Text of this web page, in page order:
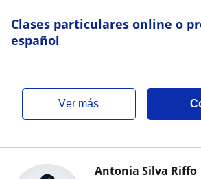
Clases particulares online o
español
ver más
Antonia Silva Riffo